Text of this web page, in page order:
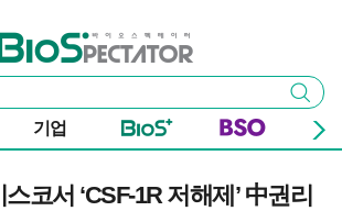
바이오스펙테이터
검색
기업
코서 ‘CSF-1R 저해제’ 中권리